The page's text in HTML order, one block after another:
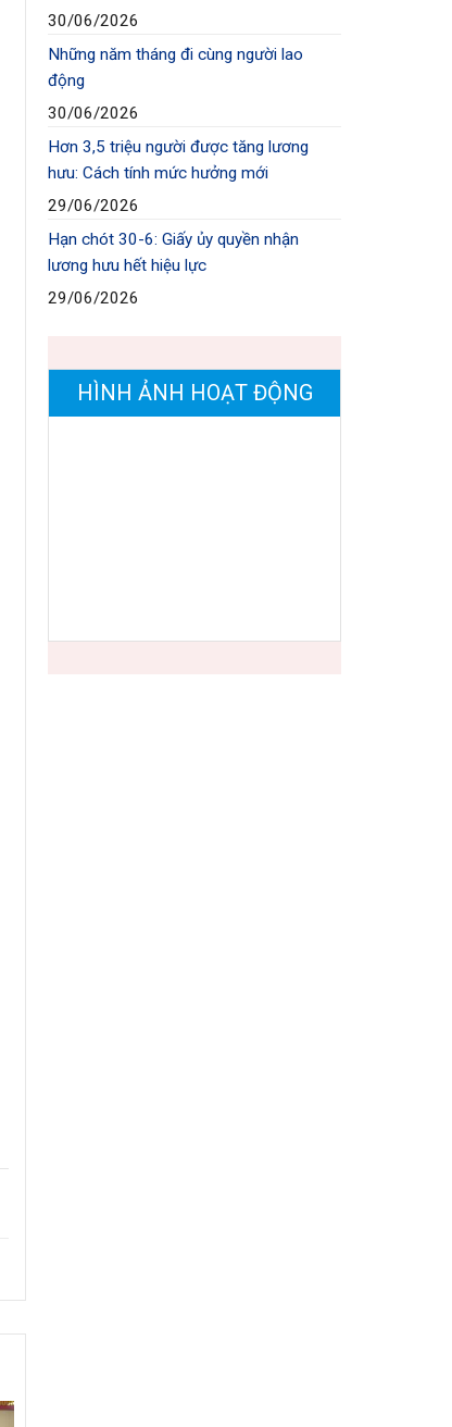
30/06/2026
Những năm tháng đi cùng người lao
động
30/06/2026
Hơn 3,5 triệu người được tăng lương
hưu: Cách tính mức hưởng mới
29/06/2026
Hạn chót 30-6: Giấy ủy quyền nhận
lương hưu hết hiệu lực
29/06/2026
HÌNH ẢNH HOẠT ĐỘNG